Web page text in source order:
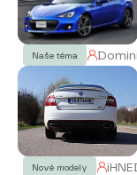
Naše téma
Nové modely